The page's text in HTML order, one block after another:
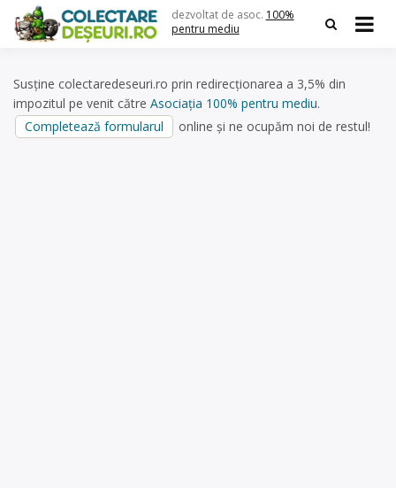
content
dezvoltat de asoc. 100%
pentru mediu
Susține colectaredeseuri.ro prin redirecționarea a 3,5% din
impozitul pe venit către Asociația 100% pentru mediu.
Completează formularul
online și ne ocupăm noi de restul!